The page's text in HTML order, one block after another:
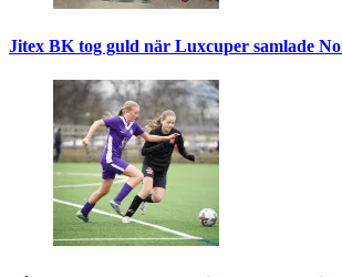
Jitex BK tog guld när Luxcuper samlade